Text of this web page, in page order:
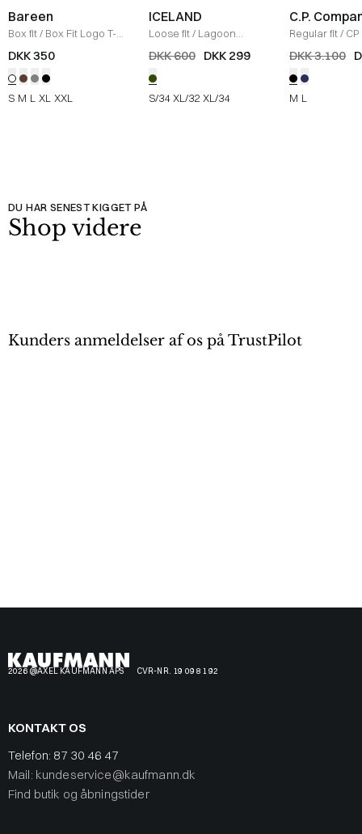
Bareen
Box fit/ Box Fit Logo T-
shirt /WHITE
DKK 350
S M L XL XXL
ICELAND
Loose fit/ Lagoon
Bukser / OLIVE
DKK 600 DKK 299
S/34 XL/32 XL/34
C.P.
Regular fit/
Jakke
SORT
DKK 3.100
M L
DU HAR SENEST KIGGET PÅ
Shop videre
Kunders anmeldelser af os på TrustPilot
2026 @AXEL KAUFMANN APS CVR-NR. 19 09 81 92
KONTAKT OS
Telefon: 87 30 46 47
Mail: kundeservice@kaufmann.dk
Find butik og åbningstider